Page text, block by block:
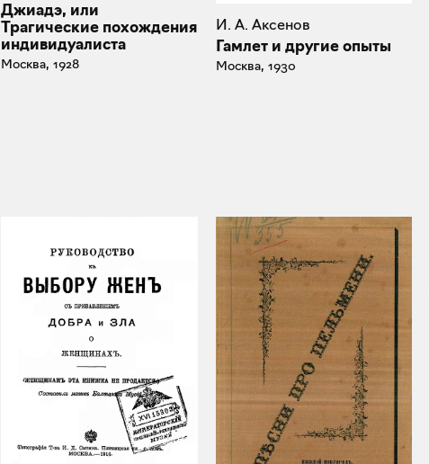
Джиадэ, или
Трагические похождения
индивидуалиста
Москва, 1928
И. А. Аксенов
Гамлет и другие опыты
Москва, 1930